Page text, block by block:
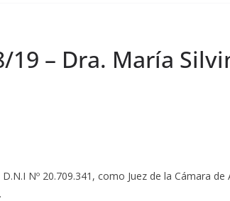
19 – Dra. María
Nº 20.709.341, como Juez de la Cámara